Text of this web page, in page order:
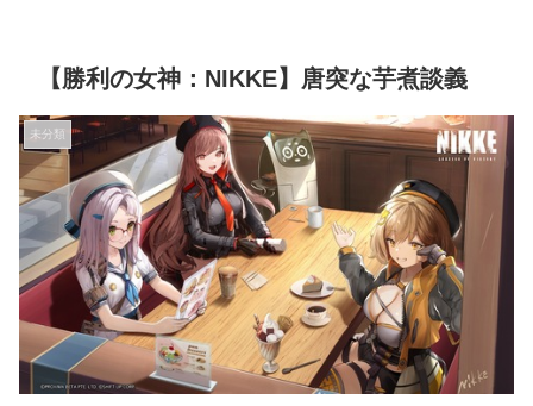
【勝利の女神：NIKKE】唐突な芋煮談義
未分類